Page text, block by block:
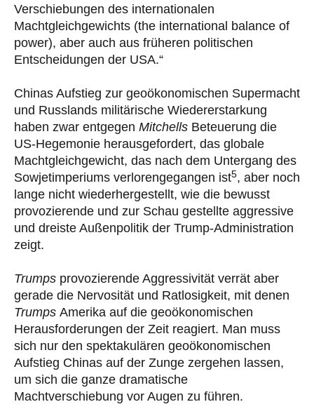
Verschiebungen des internationalen
Machtgleichgewichts (the international balance of
power), aber auch aus früheren politischen
Entscheidungen der USA.“
Chinas Aufstieg zur geoökonomischen Supermacht
und Russlands militärische Wiedererstarkung
haben zwar entgegen Mitchells Beteuerung die
US-Hegemonie herausgefordert, das globale
Machtgleichgewicht, das nach dem Untergang des
Sowjetimperiums verlorengegangen ist5, aber noch
lange nicht wiederhergestellt, wie die bewusst
provozierende und zur Schau gestellte aggressive
und dreiste Außenpolitik der Trump-Administration
zeigt.
Trumps provozierende Aggressivität verrät aber
gerade die Nervosität und Ratlosigkeit, mit denen
Trumps Amerika auf die geoökonomischen
Herausforderungen der Zeit reagiert. Man muss
sich nur den spektakulären geoökonomischen
Aufstieg Chinas auf der Zunge zergehen lassen,
um sich die ganze dramatische
Machtverschiebung vor Augen zu führen.